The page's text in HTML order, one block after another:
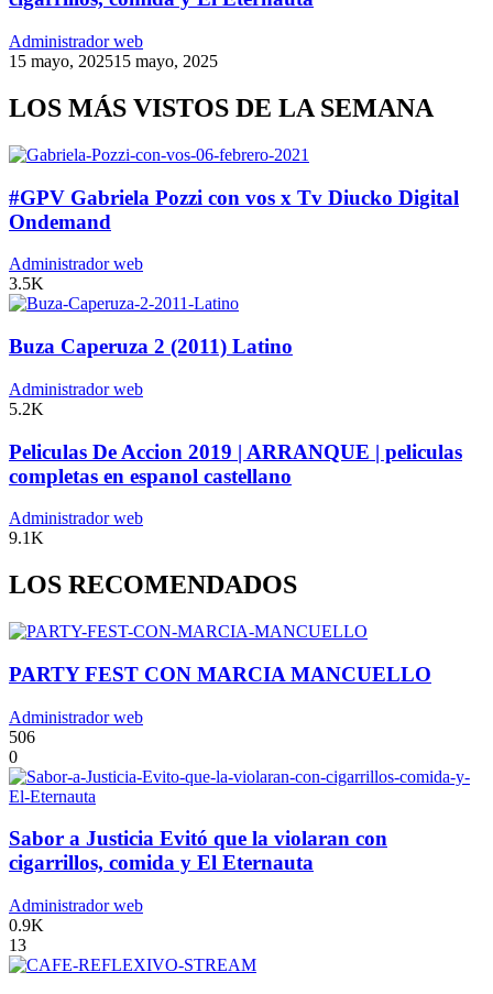
Administrador web
15 mayo, 202515 mayo, 2025
LOS MÁS VISTOS DE LA SEMANA
#GPV Gabriela Pozzi con vos x Tv Diucko Digital
Ondemand
Administrador web
3.5K
Buza Caperuza 2 (2011) Latino
Administrador web
5.2K
Peliculas De Accion 2019 | ARRANQUE | peliculas
completas en espanol castellano
Administrador web
9.1K
LOS RECOMENDADOS
PARTY FEST CON MARCIA MANCUELLO
Administrador web
506
0
Sabor a Justicia Evitó que la violaran con
cigarrillos, comida y El Eternauta
Administrador web
0.9K
13